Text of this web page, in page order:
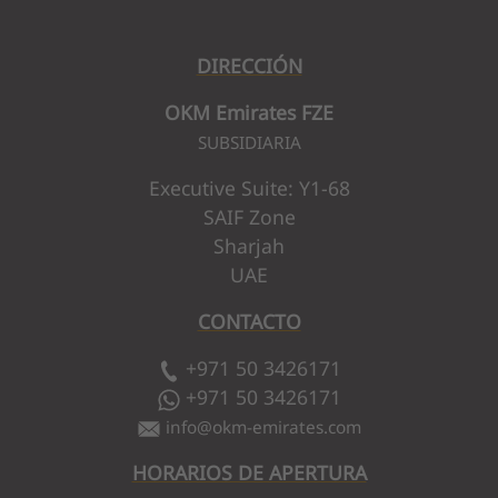
DIRECCIÓN
OKM Emirates FZE
SUBSIDIARIA
Executive Suite: Y1-68
SAIF Zone
Sharjah
UAE
CONTACTO
+971 50 3426171
+971 50 3426171
info@okm-emirates.com
HORARIOS DE APERTURA